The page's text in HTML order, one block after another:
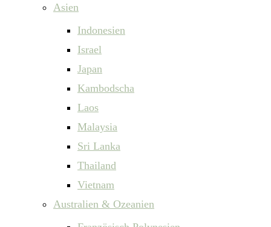
Asien
Indonesien
Israel
Japan
Kambodscha
Laos
Malaysia
Sri Lanka
Thailand
Vietnam
Australien & Ozeanien